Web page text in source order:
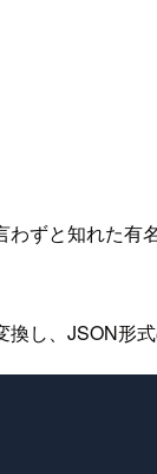
ずと知れた
し、JSON形